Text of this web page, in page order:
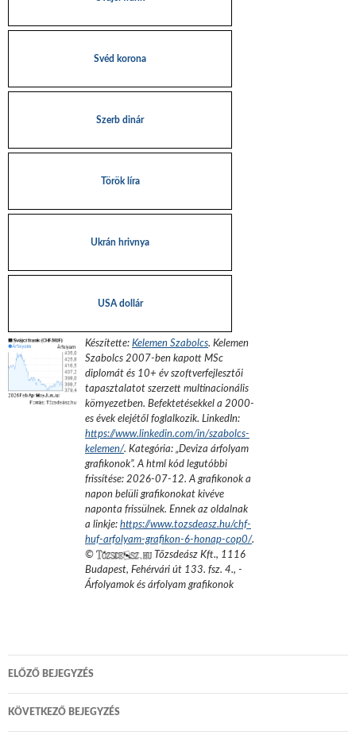
Svéd korona
Szerb dinár
Török líra
Ukrán hrivnya
USA dollár
Készítette: Kelemen Szabolcs. Kelemen
Szabolcs 2007-ben kapott MSc
diplomát és 10+ év szoftverfejlesztői
tapasztalatot szerzett multinacionális
környezetben. Befektetésekkel a 2000-
es évek elejétől foglalkozik. LinkedIn:
https://www.linkedin.com/in/szabolcs-
kelemen/. Kategória: „Deviza árfolyam
grafikonok”.A html kód legutóbbi
frissítése: 2026-07-12. A grafikonok a
napon belüli grafikonokat kivéve
naponta frissülnek. Ennek az oldalnak
a linkje: https://www.tozsdeasz.hu/chf-
huf-arfolyam-grafikon-6-honap-cop0/.
©
Tőzsdeász Kft., 1116
Budapest, Fehérvári út 133. fsz. 4., -
Árfolyamok és árfolyam grafikonok
Bejegyzés
navigáció
ELŐZŐ BEJEGYZÉS
KÖVETKEZŐ BEJEGYZÉS